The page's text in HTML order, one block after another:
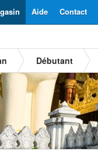
Contact
Aide
Débutant